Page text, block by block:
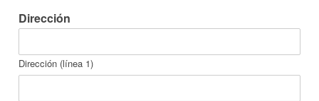
Dirección
Dirección (línea 1)